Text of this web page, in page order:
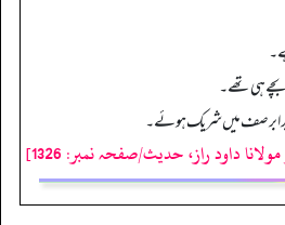
ہی تھے۔
برابر صف میں شریک ہوئے۔
داود راز، حدیث/صفحہ نمبر: 1326]